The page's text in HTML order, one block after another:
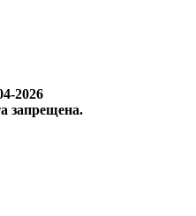
2026
запрещена.